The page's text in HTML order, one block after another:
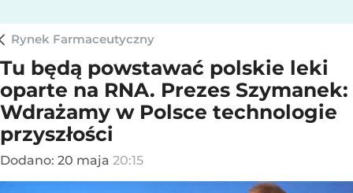
Rynek Farmaceutyczny
Tu będą powstawać polskie leki
oparte na RNA. Prezes Szymanek:
Wdrażamy w Polsce technologie
przyszłości
Dodano: 20 maja 20:15